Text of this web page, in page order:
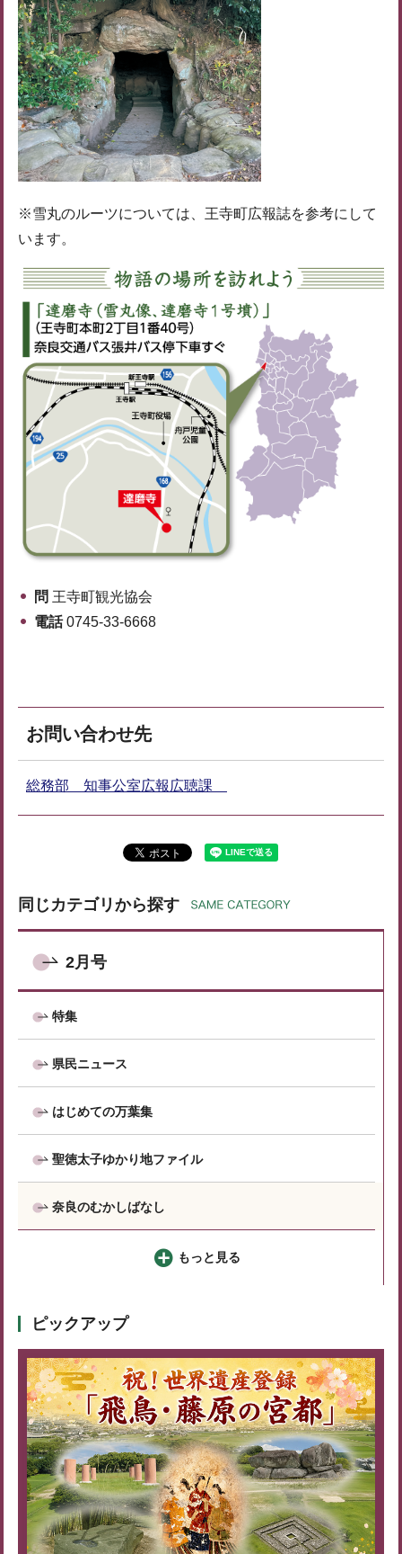
※雪丸のルーツについては、王寺町広報誌を参考にして
います。
問 王寺町観光協会
電話0745-33-6668
お問い合わせ先
総務部 知事公室広報広聴課
同じカテゴリから探す
2月号
特集
県民ニュース
はじめての万葉集
聖徳太子ゆかり地ファイル
奈良のむかしばなし
もっと見る
ピックアップ